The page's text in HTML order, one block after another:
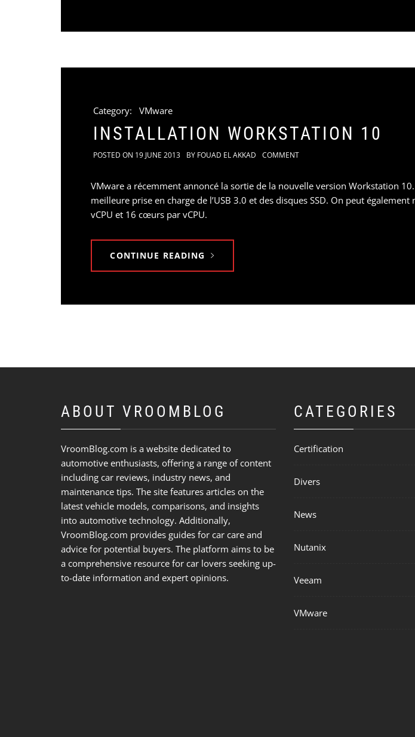
Category: VMware
INSTALLATION WORKSTATION 10
POSTED ON 19 JUNE 2013 BY FOUAD EL AKKAD COMMENT
VMware a récemment annoncé la sortie de la nouvelle version Workstation
meilleure prise en charge de l’USB 3.0 et des disques SSD. On peut
vCPU et 16 cœurs par vCPU.
CONTINUE READING
ABOUT VROOMBLOG
VroomBlog.com is a website dedicated to
automotive enthusiasts, offering a range of content
including car reviews, industry news, and
maintenance tips. The site features articles on the
latest vehicle models, comparisons, and insights
into automotive technology. Additionally,
VroomBlog.com provides guides for car care and
advice for potential buyers. The platform aims to be
a comprehensive resource for car lovers seeking up-
to-date information and expert opinions.
CATEGORIES
Certification
Divers
News
Nutanix
Veeam
VMware